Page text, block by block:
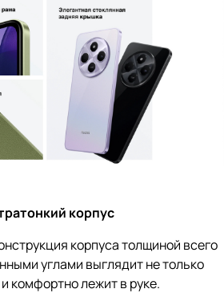
корпус
корпуса толщиной всего
углами выглядит не только
комфортно лежит в руке.